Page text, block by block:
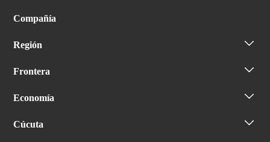
Compañía
Región
Frontera
Economía
Cúcuta